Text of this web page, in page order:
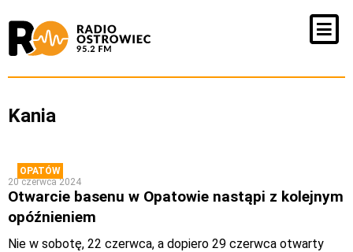
Kania
OPATÓW
20 czerwca 2024
Otwarcie basenu w Opatowie nastąpi z kolejnym
opóźnieniem
Nie w sobotę, 22 czerwca, a dopiero 29 czerwca otwarty